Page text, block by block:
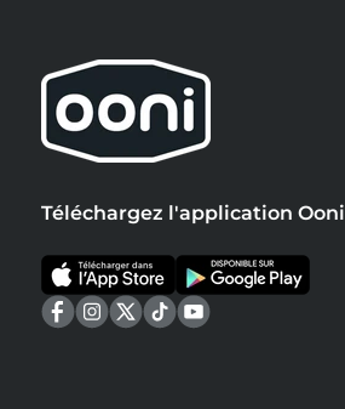
Téléchargez l'application Ooni